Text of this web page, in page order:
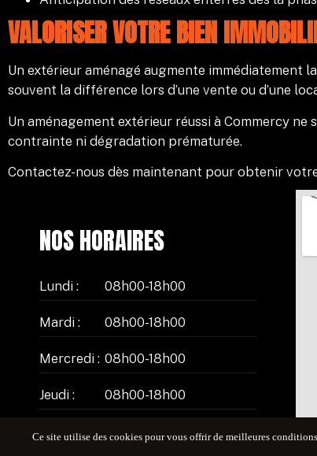
VALORISER VOTRE BIEN
Un extérieur aménagé augmente immédiatement
souvent la différence lors d’une vente ou d’une
Un aménagement extérieur réussi à Commercy
contrainte ni dégradation prématurée.
Contactez-nous dès maintenant pour obtenir
NOS HORAIRES
Lundi : 08h00-18h00
Mardi : 08h00-18h00
Mercredi : 08h00-18h00
Jeudi : 08h00-18h00
Vendredi : 08h00-18h00
Ce site utilise des cookies pour vous offrir de meilleures